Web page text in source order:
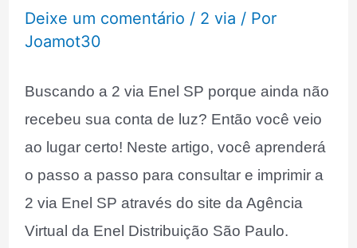
Deixe um comentário / 2 via / Por
Joamot30
Buscando a 2 via Enel SP porque ainda não
recebeu sua conta de luz? Então você veio
ao lugar certo! Neste artigo, você aprenderá
o passo a passo para consultar e imprimir a
2 via Enel SP através do site da Agência
Virtual da Enel Distribuição São Paulo.